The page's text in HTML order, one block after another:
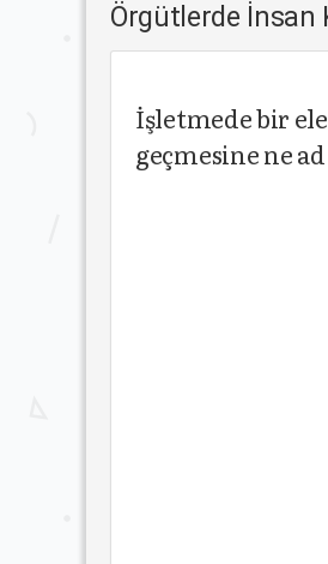
Örgütlerde İnsan
İşletmede bir
geçmesine ne